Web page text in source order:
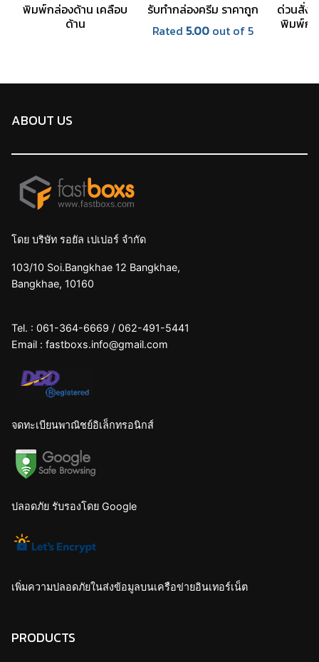
พิมพ์กล่องด้าน เคลือบ
ด้าน
รับทำกล่องครีม ราคาถูก
Rated 5.00out of 5
ด่วนสั่งไ
พิมพ์ก
ABOUT US
โดย บริษัท รอยัล เปเปอร์ จำกัด
103/10 Soi.Bangkhae 12 Bangkhae,
Bangkhae, 10160
Tel. : 061-364-6669 / 062-491-5441
Email : fastboxs.info@gmail.com
จดทะเบียนพาณิชย์อิเล็กทรอนิกส์
ปลอดภัย รับรองโดย Google
เพิ่มความปลอดภัยในส่งข้อมูลบนเครือข่ายอินเทอร์เน็ต
PRODUCTS